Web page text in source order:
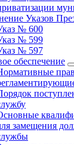
Указов
№ 600
№ 599
№ 597
обеспечение
замещения